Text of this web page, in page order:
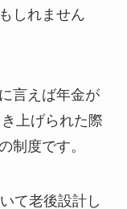
しれません
言えば年金が
上げられた際
制度です。
て老後設計し